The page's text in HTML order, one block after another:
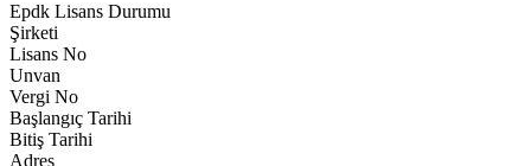
Epdk Lisans Durumu
Şirketi
Lisans No
Unvan
Vergi No
Başlangıç Tarihi
Bitiş Tarihi
Adres